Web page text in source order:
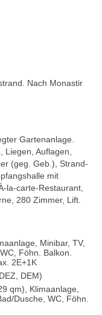
Nach Monastir
Gartenanlage.
Liegen, Auflagen,
(geg. Geb.), Strand-
mit
la-carte-Restaurant,
280 Zimmer, Lift.
Minibar, TV,
Föhn. Balkon.
2E+1K
DEM)
qm), Klimaanlage,
Dusche, WC, Föhn.